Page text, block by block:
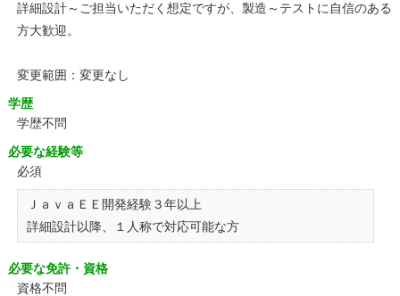
詳細設計～ご担当いただく想定ですが、製造～テストに自信のある
方大歓迎。
変更範囲：変更なし
学歴
学歴不問
必要な経験等
必須
ＪａｖａＥＥ開発経験３年以上
詳細設計以降、１人称で対応可能な方
必要な免許・資格
資格不問